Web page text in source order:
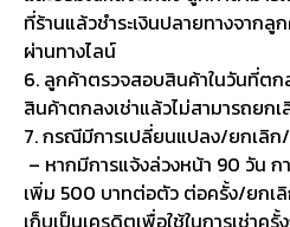
ที่ร้านแล้วชำระเงินปลายทางจาก
ผ่านทางไลน์
6. ลูกค้าตรวจสอบสินค้าในวันที่ตก
สินค้าตกลงเช่าแล้วไม่สามารถยก
7. กรณีมีการเปลี่ยนแปลง/ยกเลิก
– หากมีการแจ้งล่วงหน้า 90 วัน ก
เพิ่ม 500 บาทต่อตัว ต่อครั้ง/ยกเ
เก็บเป็นเครดิตเพื่อใช้ในการเช่าค